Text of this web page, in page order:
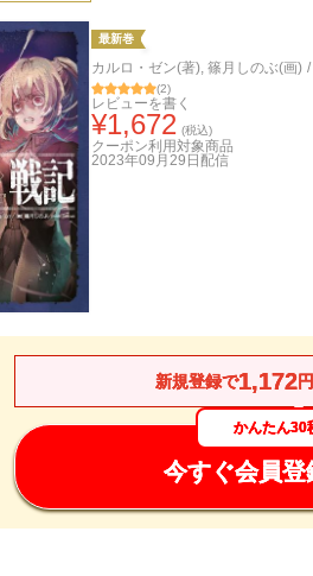
最新巻
カルロ・ゼン(著), 篠月しのぶ(画) /
(2)
レビューを書く
¥1,672 (税込)
クーポン利用対象商品
2023年09月29日 配信
新規登録で1,172
かんたん30
今すぐ会員登